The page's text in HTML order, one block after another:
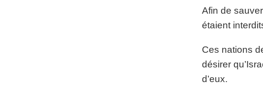
Afin de
étaient
Ces nations
désirer
d’eux.